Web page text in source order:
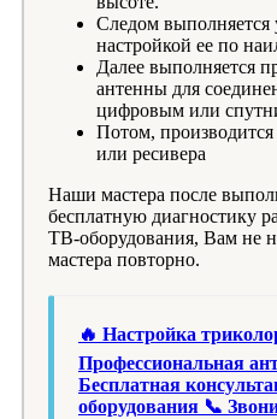
Следом выполняется
настройкой ее по
Далее выполняется
антенны для
цифровым или
Потом, производится
или ресивера
Наши мастера после
бесплатную диагностику
ТВ-оборудования, Вам не
мастера повторно.
🔥 Настройка
Профессиональная
Бесплатная
оборудования 📞